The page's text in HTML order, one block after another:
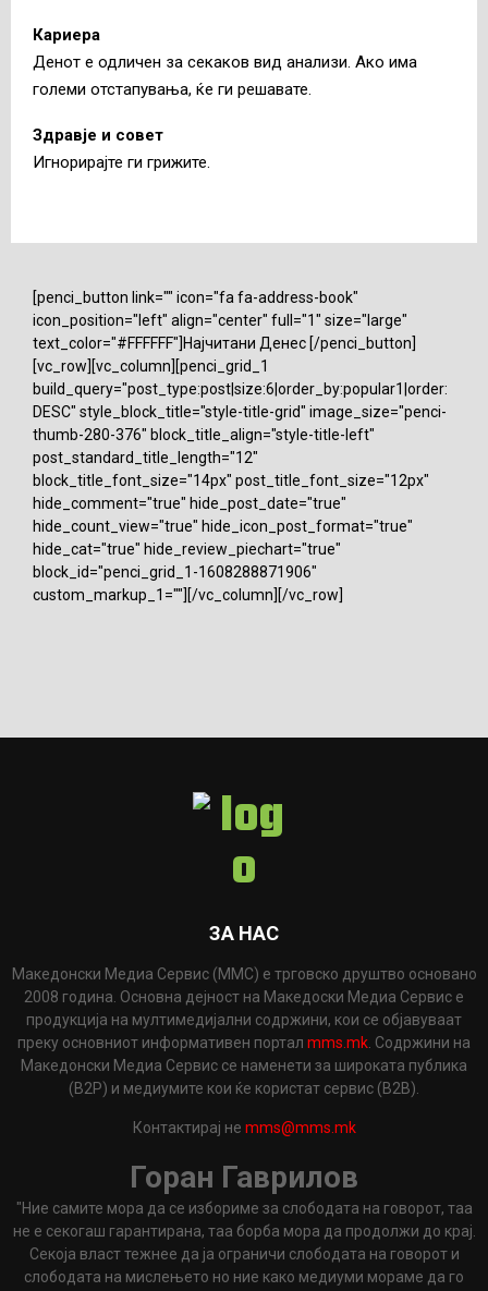
Кариера
Денот е одличен за секаков вид анализи. Ако има
големи отстапувања, ќе ги решавате.
Здравје и совет
Игнорирајте ги грижите.
[penci_button link="" icon="fa fa-address-book"
icon_position="left" align="center" full="1" size="large"
text_color="#FFFFFF"]Најчитани Денес [/penci_button]
[vc_row][vc_column][penci_grid_1
build_query="post_type:post|size:6|order_by:popular1|order:
DESC" style_block_title="style-title-grid" image_size="penci-
thumb-280-376" block_title_align="style-title-left"
post_standard_title_length="12"
block_title_font_size="14px" post_title_font_size="12px"
hide_comment="true" hide_post_date="true"
hide_count_view="true" hide_icon_post_format="true"
hide_cat="true" hide_review_piechart="true"
block_id="penci_grid_1-1608288871906"
custom_markup_1=""][/vc_column][/vc_row]
ЗА НАС
Македонски Медиа Сервис (ММС) е трговско друштво основано
2008 година. Основна дејност на Македоски Медиа Сервис е
продукција на мултимедијални содржини, кои се објавуваат
преку основниот информативен портал mms.mk . Содржини на
Македонски Медиа Сервис се наменети за широката публика
(B2P) и медиумите кои ќе користат сервис (B2B).
Контактирај не mms@mms.mk
Горан Гаврилов
"Ние самите мора да се избориме за слободата на говорот, таа
не е секогаш гарантирана, таа борба мора да продолжи до крај.
Секоја власт тежнее да ја ограничи слободата на говорот и
слободата на мислењето но ние како медиуми мораме да го